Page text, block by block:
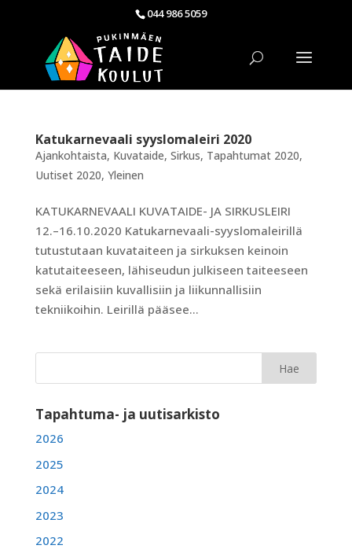
044 986 5059
Katukarnevaali syyslomaleiri 2020
Ajankohtaista, Kuvataide, Sirkus, Tapahtumat 2020,
Uutiset 2020, Yleinen
KATUKARNEVAALI KUVATAIDE- JA SIRKUSLEIRI
12.–16.10.2020 Katukarnevaali-syyslomaleirillä
tutustutaan kuvataiteen ja sirkuksen keinoin
katutaiteeseen, lähiseudun julkiseen taiteeseen
sekä erilaisiin kuvallisiin ja liikunnallisiin
tekniikoihin. Leirillä pääsee...
Tapahtuma- ja uutisarkisto
2026
2025
2024
2023
2022